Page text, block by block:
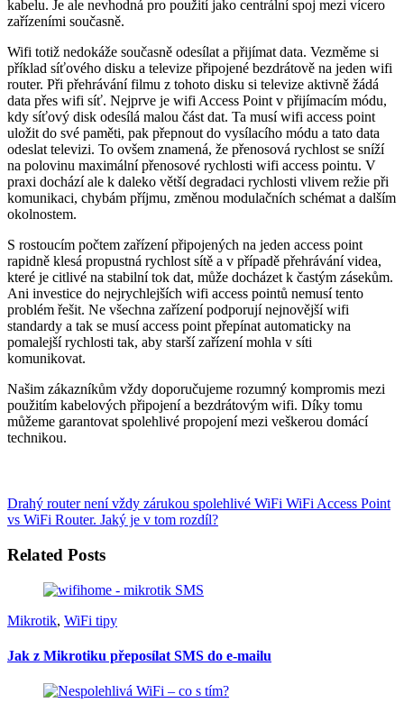
kabelu. Je ale nevhodná pro použití jako centrální spoj mezi vícero
zařízeními současně.
Wifi totiž nedokáže současně odesílat a přijímat data. Vezměme si
příklad síťového disku a televize připojené bezdrátově na jeden wifi
router. Při přehrávání filmu z tohoto disku si televize aktivně žádá
data přes wifi síť. Nejprve je wifi Access Point v přijímacím módu,
kdy síťový disk odesílá malou část dat. Ta musí wifi access point
uložit do své paměti, pak přepnout do vysílacího módu a tato data
odeslat televizi. To ovšem znamená, že přenosová rychlost se sníží
na polovinu maximální přenosové rychlosti wifi access pointu. V
praxi dochází ale k daleko větší degradaci rychlosti vlivem režie při
komunikaci, chybám příjmu, změnou modulačních schémat a dalším
okolnostem.
S rostoucím počtem zařízení připojených na jeden access point
rapidně klesá propustná rychlost sítě a v případě přehrávání videa,
které je citlivé na stabilní tok dat, může docházet k častým zásekům.
Ani investice do nejrychlejších wifi access pointů nemusí tento
problém řešit. Ne všechna zařízení podporují nejnovější wifi
standardy a tak se musí access point přepínat automaticky na
pomalejší rychlosti tak, aby starší zařízení mohla v síti
komunikovat.
Našim zákazníkům vždy doporučujeme rozumný kompromis mezi
použitím kabelových připojení a bezdrátovým wifi. Díky tomu
můžeme garantovat spolehlivé propojení mezi veškerou domácí
technikou.
Drahý router není vždy zárukou spolehlivé WiFi WiFi Access Point
vs WiFi Router. Jaký je v tom rozdíl?
Related Posts
Mikrotik, WiFi tipy
Jak z Mikrotiku přeposílat SMS do e-mailu